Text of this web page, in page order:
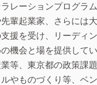
レーションプログラ
輩起業家、さらには
援を受け、リーディ
機会と場を提供して
等、東京都の政策課
やものづくり等、ベ